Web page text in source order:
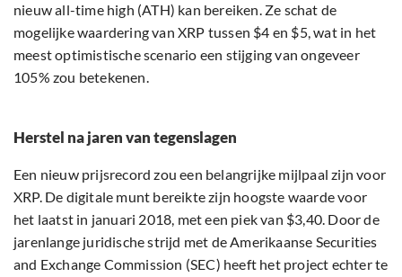
nieuw all-time high (ATH) kan bereiken. Ze schat de
mogelijke waardering van XRP tussen $4 en $5, wat in het
meest optimistische scenario een stijging van ongeveer
105% zou betekenen.
Herstel na jaren van tegenslagen
Een nieuw prijsrecord zou een belangrijke mijlpaal zijn voor
XRP. De digitale munt bereikte zijn hoogste waarde voor
het laatst in januari 2018, met een piek van $3,40. Door de
jarenlange juridische strijd met de Amerikaanse Securities
and Exchange Commission (SEC) heeft het project echter te